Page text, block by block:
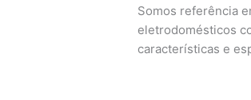
Somos referência
eletrodomésticos
características e